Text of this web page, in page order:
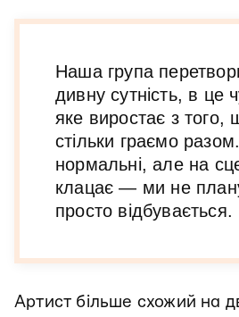
Наша група
дивну сутність, в це
яке виростає з того,
стільки граємо
нормальні, але на
клацає — ми не
просто відбувається.
Артист більше схожий на